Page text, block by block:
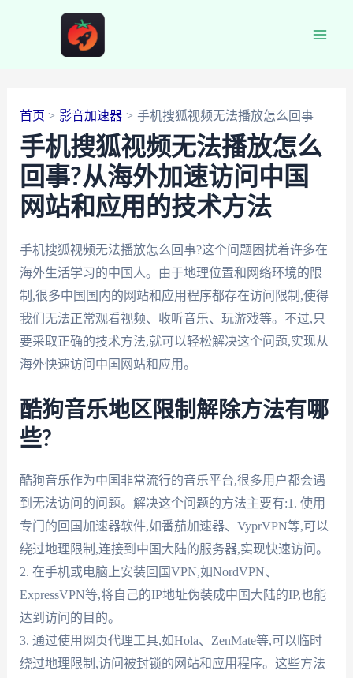
首页 影音加速器 手机搜狐视频无法播放怎么回事
手机搜狐视频无法播放怎么
回事?从海外加速访问中国
网站和应用的技术方法
手机搜狐视频无法播放怎么回事?这个问题困扰着许多在
海外生活学习的中国人。由于地理位置和网络环境的限
制,很多中国国内的网站和应用程序都存在访问限制,使得
我们无法正常观看视频、收听音乐、玩游戏等。不过,只
要采取正确的技术方法,就可以轻松解决这个问题,实现从
海外快速访问中国网站和应用。
酷狗音乐地区限制解除方法有哪
些?
酷狗音乐作为中国非常流行的音乐平台,很多用户都会遇
到无法访问的问题。解决这个问题的方法主要有:1. 使用
专门的回国加速器软件,如番茄加速器、VyprVPN等,可以
绕过地理限制,连接到中国大陆的服务器,实现快速访问。
2. 在手机或电脑上安装回国VPN,如NordVPN、
ExpressVPN等,将自己的IP地址伪装成中国大陆的IP,也能
达到访问的目的。
3. 通过使用网页代理工具,如Hola、ZenMate等,可以临时
绕过地理限制,访问被封锁的网站和应用程序。这些方法